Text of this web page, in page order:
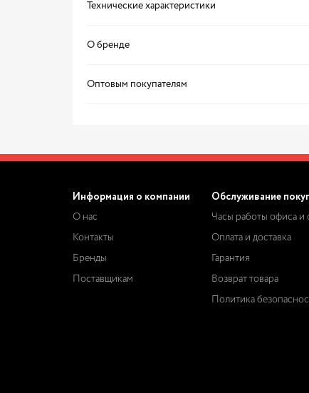
Технические характеристики
О бренде
Оптовым покупателям
Информация о компании
О нас
Контакты
Бренды
Поставщикам
Обслуживание
Часы работы офиса и
Оплата и доставка
Гарантия
Возврат товара
Политика